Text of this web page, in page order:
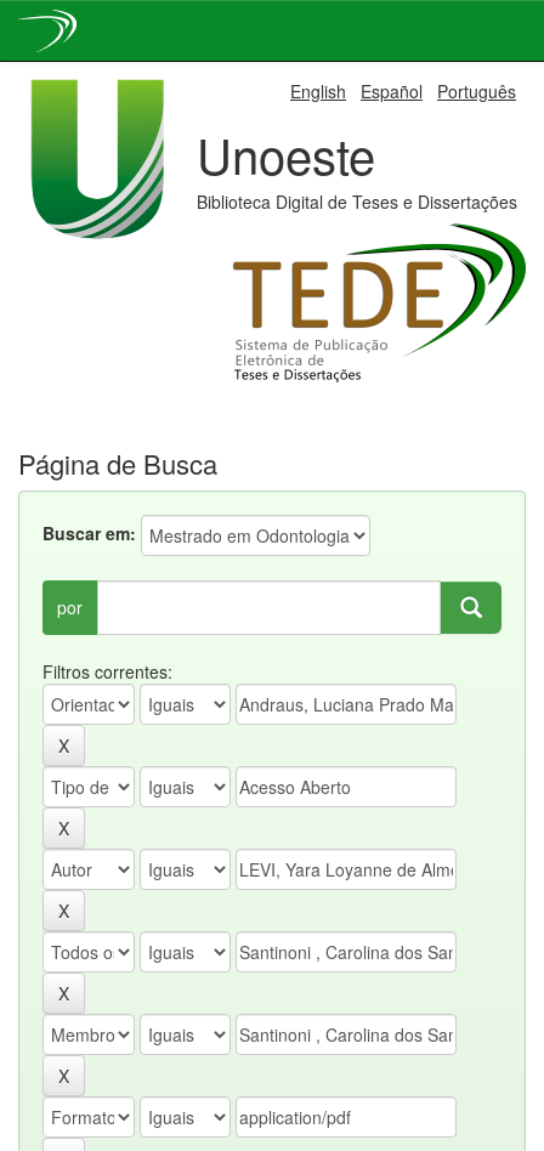
English Español Português
Unoeste
Biblioteca Digital de Teses e Dissertações
Página de Busca
Buscar em:
por
Filtros correntes: